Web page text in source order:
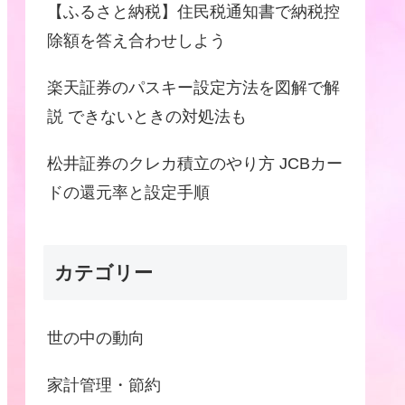
【ふるさと納税】住民税通知書で納税控
除額を答え合わせしよう
楽天証券のパスキー設定方法を図解で解
説 できないときの対処法も
松井証券のクレカ積立のやり方 JCBカー
ドの還元率と設定手順
カテゴリー
世の中の動向
家計管理・節約